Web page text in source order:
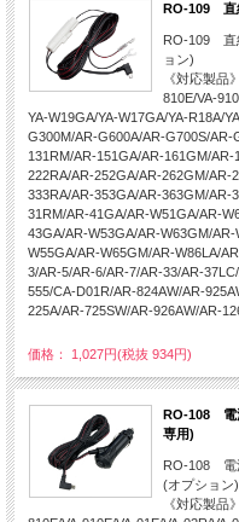
RO-109 直
RO-109 直
ョン)
《対応製品
810E/VA-
YA-W19GA/YA-W17GA/YA-R18A/
G300M/AR-G600A/AR-G700S/AR-
131RM/AR-151GA/AR-161GM/
222RA/AR-252GA/AR-262GM/AR-
333RA/AR-353GA/AR-363GM/AR-
31RM/AR-41GA/AR-W51GA/AR-
43GA/AR-W53GA/AR-W63GM/
W55GA/AR-W65GM/AR-W86LA/
3/AR-5/AR-6/AR-7/AR-33/AR-
555/CA-D01R/AR-824AW/AR-
225A/AR-725SW/AR-926AW/AR-
価格： 1,027円(税抜 934円)
RO-108 電
専用)
RO-108 電
(オプション)
《対応製品